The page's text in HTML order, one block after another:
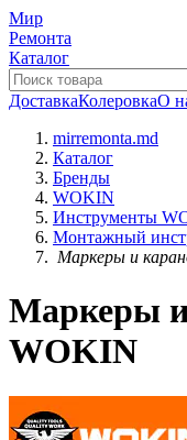
Мир
Ремонта
Каталог
ДоставкаКолеровкаО
mirremonta.md
Каталог
Бренды
WOKIN
Инструменты
Монтажный
Маркеры и
Маркеры
WOKIN